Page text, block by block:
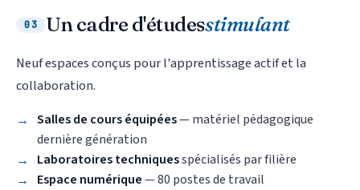
03 Un cadre d'étudesstimulant
Neuf espaces conçus pour l'apprentissage actif et la
collaboration.
Salles de cours équipées— matériel pédagogique
dernière génération
Laboratoires techniquesspécialisés par filière
Espace numérique— 80 postes de travail